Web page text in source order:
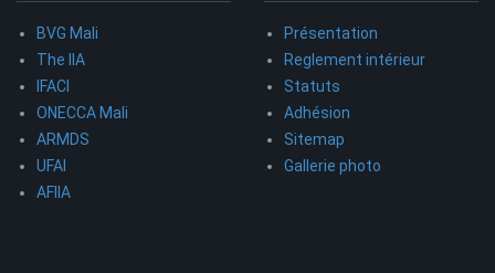
BVG Mali
The IIA
IFACI
ONECCA Mali
ARMDS
UFAI
AFIIA
Présentation
Reglement intérieur
Statuts
Adhésion
Sitemap
Gallerie photo